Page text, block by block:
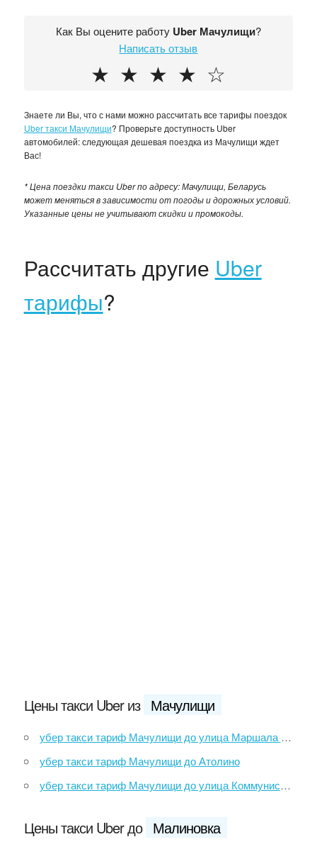
Как Вы оцените работу Uber Мачулищи?
Написать отзыв
☆
★
★
★
★
Знаете ли Вы, что с нами можно рассчитать все тарифы поездок
Uber такси Мачулищи? Проверьте доступность Uber
автомобилей: следующая дешевая поездка из Мачулищи ждет
Вас!
* Цена поездки такси Uber по адресу: Мачулищи, Беларусь
может меняться в зависимости от погоды и дорожных условий.
Указанные цены не учитывают скидки и промокоды.
Рассчитать другие Uber
тарифы?
Цены такси Uber из Мачулищи
убер такси тариф Мачулищи до улица Маршала Лосика
убер такси тариф Мачулищи до Атолино
убер такси тариф Мачулищи до улица Коммунистическая
Цены такси Uber до Малиновка